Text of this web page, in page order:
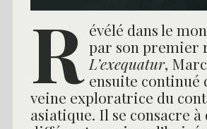
R évélé dans le
par son premier
L’exequatur,
ensuite continué
veine exploratrice du
asiatique. Il se consacre à